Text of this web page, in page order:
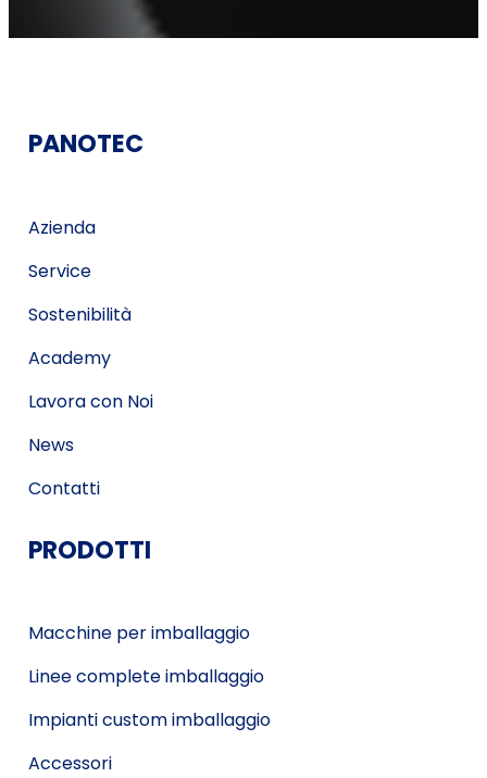
PANOTEC
Azienda
Service
Sostenibilità
Academy
Lavora con Noi
News
Contatti
PRODOTTI
Macchine per imballaggio
Linee complete imballaggio
Impianti custom imballaggio
Accessori